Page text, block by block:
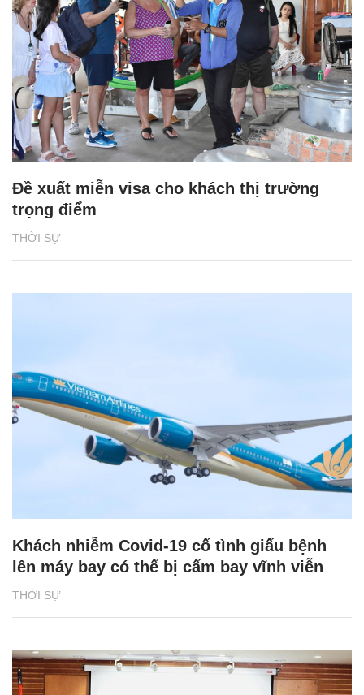
THỜI SỰ
Đề xuất miễn visa cho khách thị trường
trọng điểm
THỜI SỰ
Khách nhiễm Covid-19 cố tình giấu bệnh
lên máy bay có thể bị cấm bay vĩnh viễn